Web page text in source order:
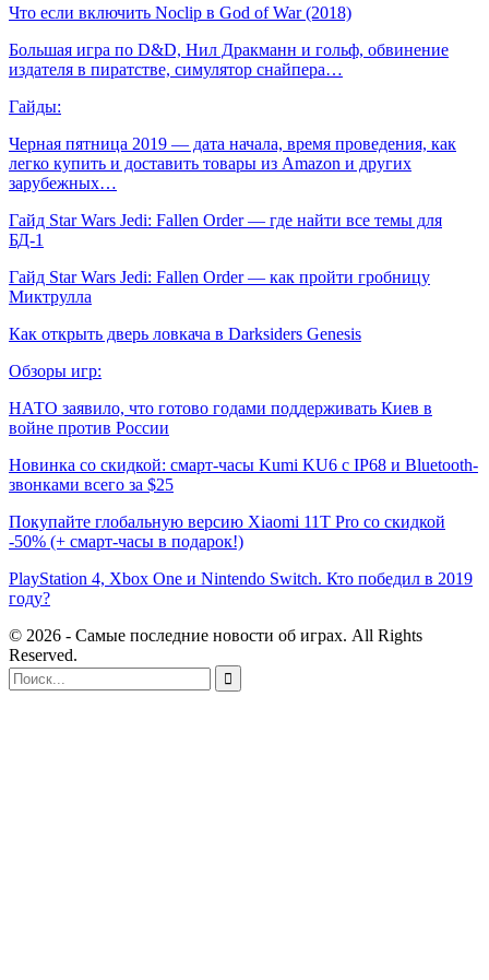
Что если включить Noclip в God of War (2018)
Большая игра по D&D, Нил Дракманн и гольф, обвинение
издателя в пиратстве, симулятор снайпера…
Гайды:
Черная пятница 2019 — дата начала, время проведения, как
легко купить и доставить товары из Amazon и других
зарубежных…
Гайд Star Wars Jedi: Fallen Order — где найти все темы для
БД-1
Гайд Star Wars Jedi: Fallen Order — как пройти гробницу
Миктрулла
Как открыть дверь ловкача в Darksiders Genesis
Обзоры игр:
НАТО заявило, что готово годами поддерживать Киев в
войне против России
Новинка со скидкой: смарт-часы Kumi KU6 с IP68 и Bluetooth-
звонками всего за $25
Покупайте глобальную версию Xiaomi 11T Pro со скидкой
-50% (+ смарт-часы в подарок!)
PlayStation 4, Xbox One и Nintendo Switch. Кто победил в 2019
году?
© 2026 - Самые последние новости об играх. All Rights
Reserved.